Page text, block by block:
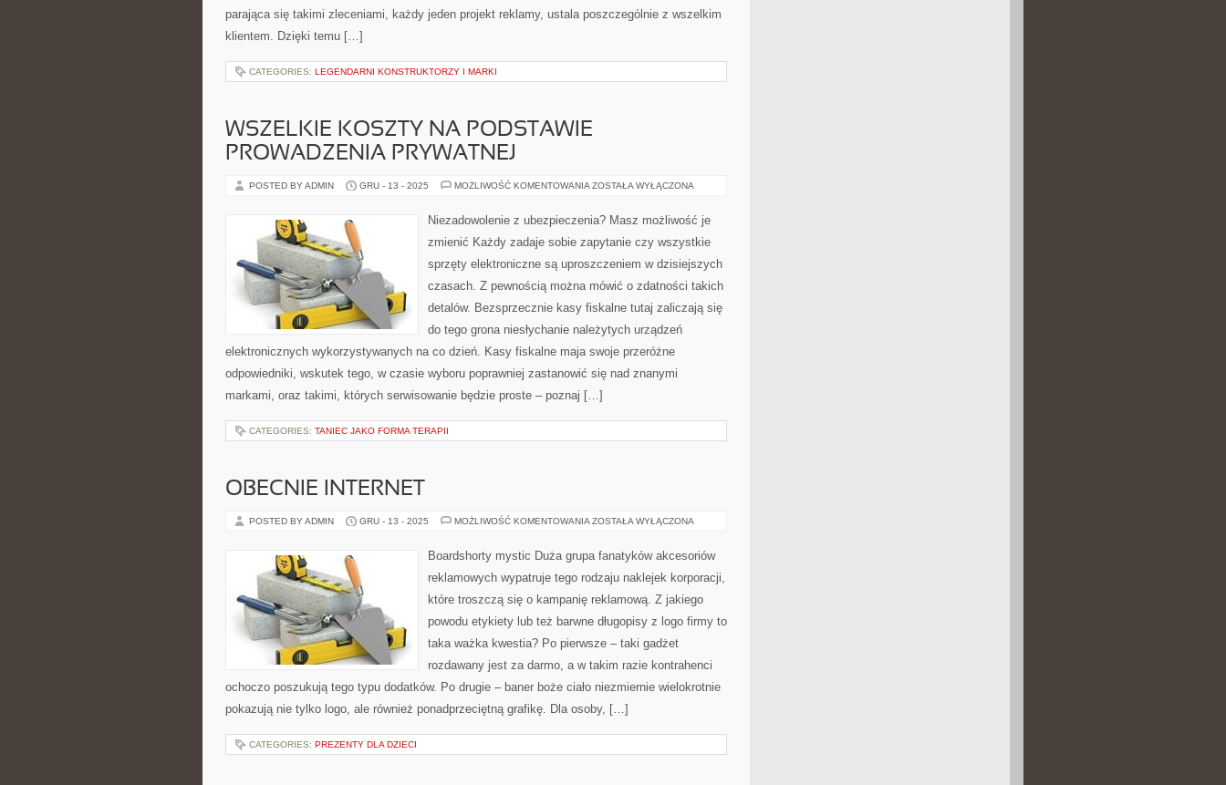
parająca się takimi zleceniami, każdy jeden projekt reklamy, ustala poszczególnie z wszelkim
klientem. Dzięki temu […]
CATEGORIES: LEGENDARNI KONSTRUKTORZY I MARKI
WSZELKIE KOSZTY NA PODSTAWIE
PROWADZENIA PRYWATNEJ
POSTED BY ADMIN GRU - 13 - 2025 MOŻLIWOŚĆ KOMENTOWANIA WSZELKIE
PODSTAWIE
PROWADZENIA
ZOSTAŁA WYŁĄCZONA
Niezadowolenie z ubezpieczenia? Masz możliwość je
zmienić Każdy zadaje sobie zapytanie czy wszystkie
sprzęty elektroniczne są uproszczeniem w dzisiejszych
czasach. Z pewnością można mówić o zdatności takich
detalów. Bezsprzecznie kasy fiskalne tutaj zaliczają się
do tego grona niesłychanie należytych urządzeń
elektronicznych wykorzystywanych na co dzień. Kasy fiskalne maja swoje przeróżne
odpowiedniki, wskutek tego, w czasie wyboru poprawniej zastanowić się nad znanymi
markami, oraz takimi, których serwisowanie będzie proste – poznaj […]
CATEGORIES: TANIEC JAKO FORMA TERAPII
OBECNIE INTERNET
POSTED BY ADMIN GRU - 13 - 2025 MOŻLIWOŚĆ KOMENTOWANIA OBECNIE
ZOSTAŁA WYŁĄCZONA
Boardshorty mystic Duża grupa fanatyków akcesoriów
reklamowych wypatruje tego rodzaju naklejek korporacji,
które troszczą się o kampanię reklamową. Z jakiego
powodu etykiety lub też barwne długopisy z logo firmy to
taka ważka kwestia? Po pierwsze – taki gadżet
rozdawany jest za darmo, a w takim razie kontrahenci
ochoczo poszukują tego typu dodatków. Po drugie – baner boże ciało niezmiernie wielokrotnie
pokazują nie tylko logo, ale również ponadprzeciętną grafikę. Dla osoby, […]
CATEGORIES: PREZENTY DLA DZIECI